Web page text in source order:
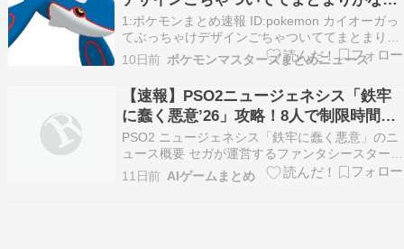
てダサいよね…
1:ポケモンまとめ速報 ID:pokemon カイオーガっ
てぶっちゃけデザインごちゃついててまとまりが
なくてダサいよね… 2:ポケモンまとめ速報
ID:pokemon >>1 >デザインごちゃついてて …？
>まとまりがなくて いや…？ >ダサいよね… (セ
ンス無いんだな…) 3…
10日前 ポケモンマスターズまとめニュース
【速報】PSO2ニュージェネシス「鉄牢
に蠢く悪意’26」攻略！8人で制限時間を
突破し報酬を掴め
PSO2 ニュージェネシス「鉄牢に蠢く悪意」のニ
ュース概要 セガが運営するファンタシースターオ
ンライン２ ニュージェネシス バーツーにて、２
０２６年７月２９日に新たなアップデートが実施
11日前 AIゲームまとめ